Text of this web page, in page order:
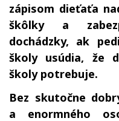
zápisom dieťaťa
škôlky a
dochádzky, ak
školy usúdia, že
školy potrebuje.
Bez skutočne
a enormného